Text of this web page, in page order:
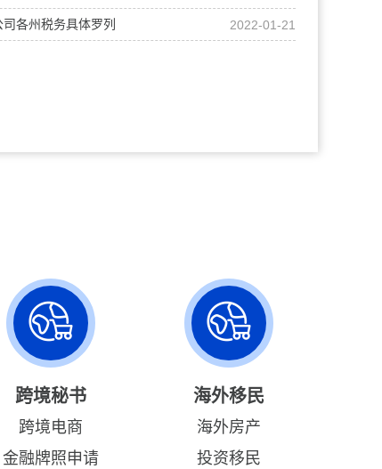
各州税务具体罗列 2022-01-21
跨境秘书
跨境电商
金融牌照申请
海外移民
海外房产
投资移民